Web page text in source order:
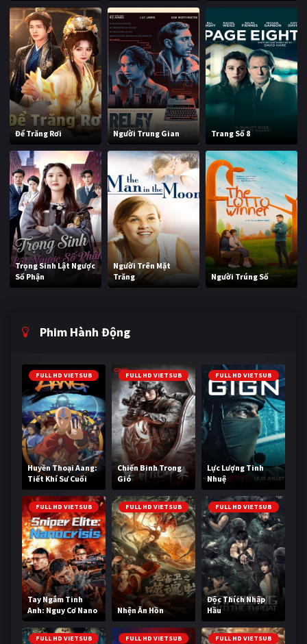
Để Trăng Rơi Người Trung Gian Trang Số 8
Trọng Sinh Lật Ngược
Số Phận
Người Trên Mặt
Trăng
Người Trúng Số
Phim Hành Động
FULL HD VIETSUB
Huyền Thoại Aang:
Tiết Khí Sư Cuối
Cùng
FULL HD VIETSUB
Chiến Binh Trong
Gió
FULL HD VIETSUB
Lực Lượng Tinh
Nhuệ
FULL HD VIETSUB
Tay Ngắm Tinh
Anh: Nguy Cơ Nano
FULL HD VIETSUB
Nhện Ăn Hồn
FULL HD VIETSUB
Độc Thích Nhập
Hầu
FULL HD VIETSUB FULL HD VIETSUB FULL HD VIETSUB